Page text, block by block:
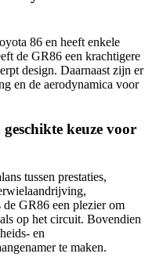
86 en heeft enkele
de GR86 een krachtigere
design. Daarnaast zijn er
en de aerodynamica voor
keuze voor
tussen prestaties,
de GR86 een plezier om
op het circuit. Bovendien
en
te maken.